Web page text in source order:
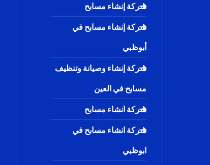
شركة إنشاء مسابح
شركة إنشاء مسابح في
أبوظبي
شركة إنشاء وصيانة وتنظيف
مسابح في العين
شركة انشاء مسابح
شركة انشاء مسابح في
ابوظبي